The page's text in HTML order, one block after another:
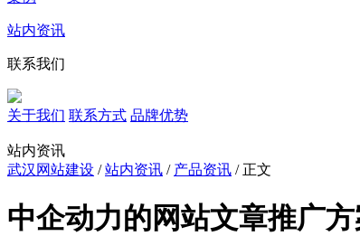
站内资讯
联系我们
关于我们 联系方式 品牌优势
站内资讯
武汉网站建设 /站内资讯 / 产品资讯 / 正文
中企动力的网站文章推广